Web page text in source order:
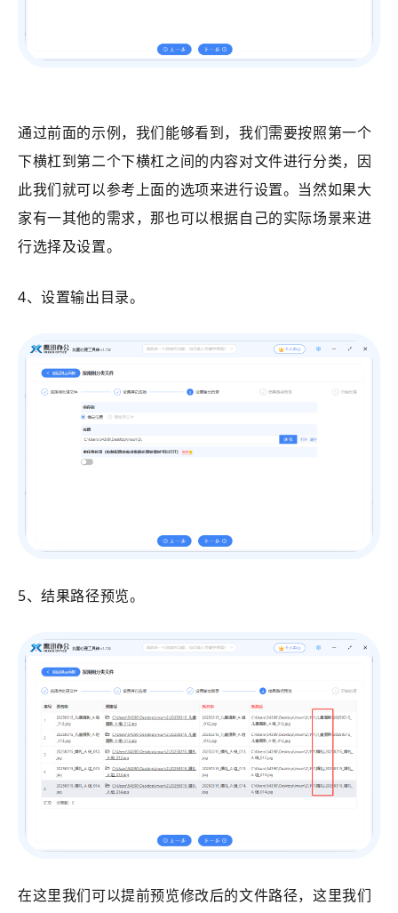
通过前面的示例，我们能够看到，我们需要按照第一个
下横杠到第二个下横杠之间的内容对文件进行分类，因
此我们就可以参考上面的选项来进行设置。当然如果大
家有一其他的需求，那也可以根据自己的实际场景来进
行选择及设置。
4、设置输出目录。
5、结果路径预览。
在这里我们可以提前预览修改后的文件路径，这里我们